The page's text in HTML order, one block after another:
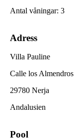
Antal våningar: 3
Adress
Villa Pauline
Calle los
29780 Nerja
Andalusien
Pool